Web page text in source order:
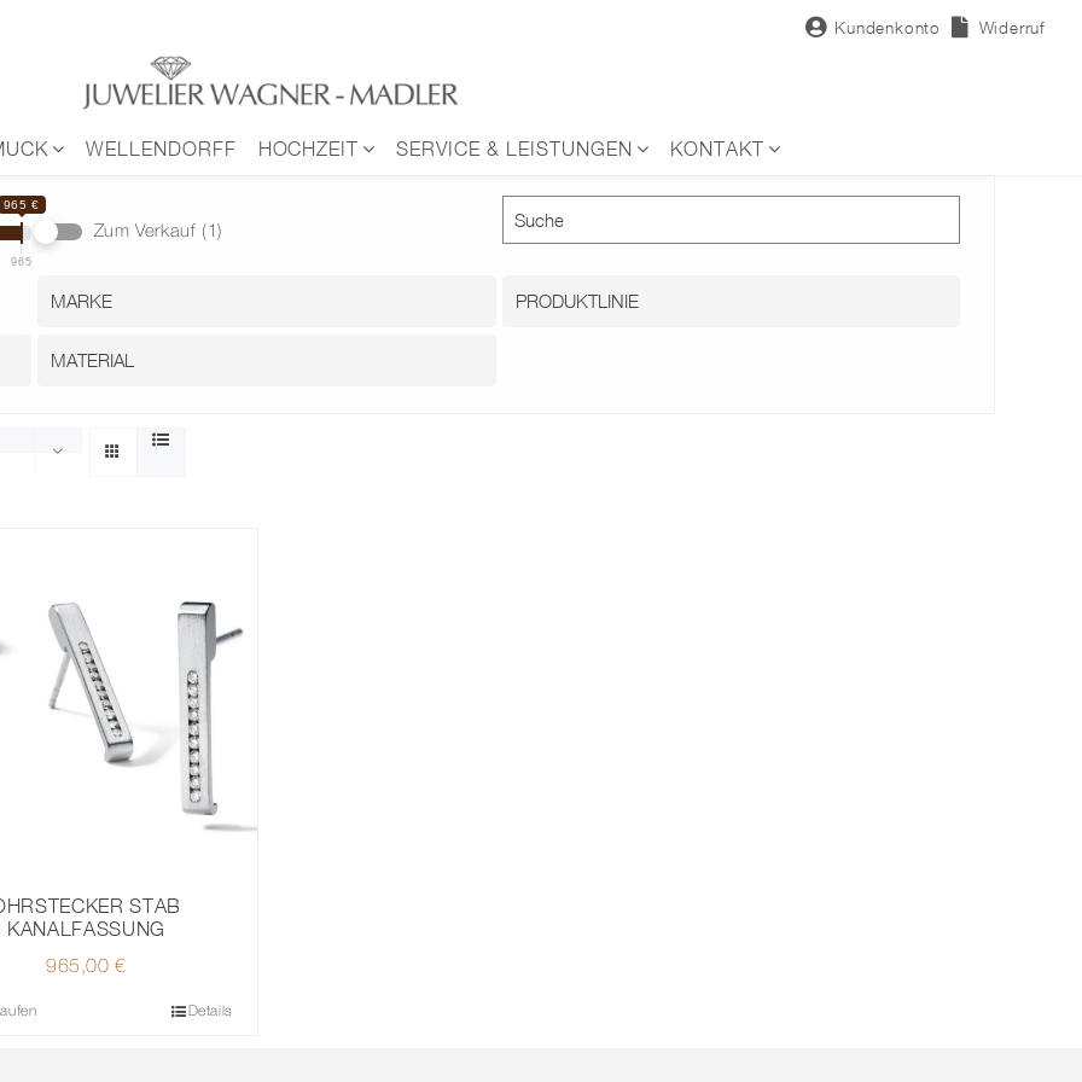
Kundenkonto Widerruf
WELLENDORFF HOCHZEIT SERVICE & LEISTUNGEN KONTAKT
965 €
965
Zum Verkauf (1)
STAB
KANALFASSUNG
965,00€
Details